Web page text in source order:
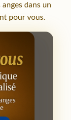
dans un
pour vous.